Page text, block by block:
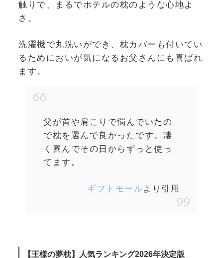
触りで、まるでホテルの枕のような心地よ
さ。
洗濯機で丸洗いができ、枕カバーも付いてい
るためにおいが気になるお父さんにも喜ばれ
ます。
父が首や肩こりで悩んでいたの
で枕を選んで良かったです。凄
く喜んでその日からずっと使っ
てます。
ギフトモールより引用